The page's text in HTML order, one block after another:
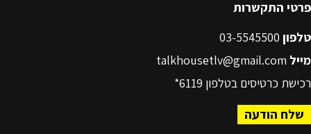
פרטי התקשרות
טלפון
מייל talkhousetlv@gmail.com
רכישת כרטיסים בטלפון 6119*
שלח הודעה